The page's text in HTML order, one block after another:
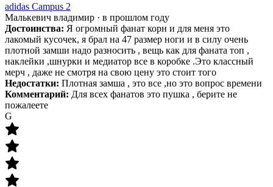
adidas Campus 2
Малькевич владимир · в прошлом году
Достоинства: Я огромный фанат корн и для меня это
лакомый кусочек, я брал на 47 размер ноги и в силу очень
плотной замши надо разносить , вещь как для фаната топ ,
наклейки ,шнурки и медиатор все в коробке .Это классный
мерч , даже не смотря на свою цену это стоит того
Недостатки: Плотная замша , это все ,но это вопрос времени
Комментарий: Для всех фанатов это пушка , берите не
пожалеете
G